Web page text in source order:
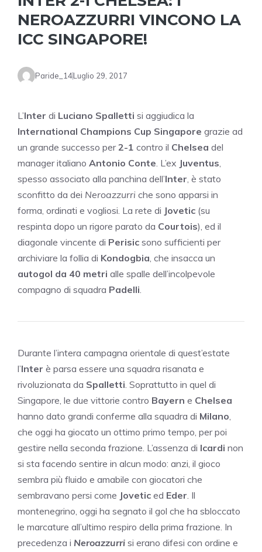
NEROAZZURRI VINCONO LA
ICC SINGAPORE!
Paride_14Luglio 29, 2017
L’Inter di Luciano Spalletti si aggiudica la
International Champions Cup Singapore grazie ad
un grande successo per2-1 contro il Chelsea del
manager italiano Antonio Conte. L’ex Juventus,
spesso associato alla panchina dell’Inter, è stato
sconfitto da dei Neroazzurri che sono apparsi in
forma, ordinati e vogliosi. La rete di Jovetic (su
respinta dopo un rigore parato da Courtois), ed il
diagonale vincente di Perisic sono sufficienti per
archiviare la follia di Kondogbia, che insacca un
autogol da 40 metri alle spalle dell’incolpevole
compagno di squadra Padelli.
Durante l’intera campagna orientale di quest’estate
l’Inter è parsa essere una squadra risanata e
rivoluzionata da Spalletti. Soprattutto in quel di
Singapore, le due vittorie contro Bayern e Chelsea
hanno dato grandi conferme alla squadra di Milano,
che oggi ha giocato un ottimo primo tempo, per poi
gestire nella seconda frazione. L’assenza di Icardi non
si sta facendo sentire in alcun modo: anzi, il gioco
sembra più fluido e amabile con giocatori che
sembravano persi come Jovetic ed Eder. Il
montenegrino, oggi ha segnato il gol che ha sbloccato
le marcature all’ultimo respiro della prima frazione. In
precedenza i Neroazzurri si erano difesi con ordine e